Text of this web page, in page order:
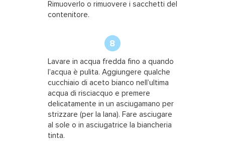
con altre informazioni che ha fornito loro o che hanno
Rimuoverlo o rimuovere i sacchetti del
contenitore.
8
Lavare in acqua fredda fino a quando
l’acqua è pulita. Aggiungere qualche
cucchiaio di aceto bianco nell’ultima
acqua di risciacquo e premere
delicatamente in un asciugamano per
strizzare (per la lana). Fare asciugare
al sole o in asciugatrice la biancheria
tinta.